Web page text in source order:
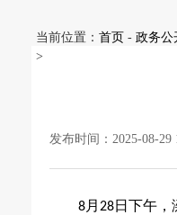
当前位置： 首页 - 政务公
>
发布时间：2025-08-
8月 28日下午